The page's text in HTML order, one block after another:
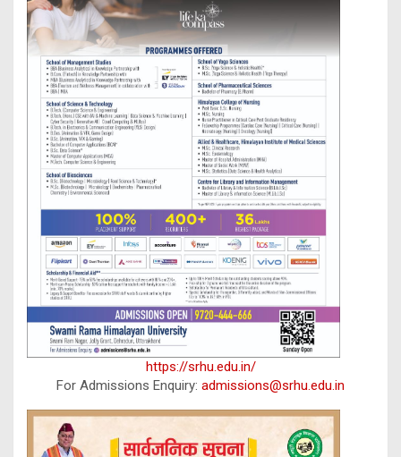
https://srhu.edu.in/
For Admissions Enquiry: admissions@srhu.edu.in